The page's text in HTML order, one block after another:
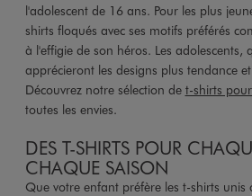
l'adolescent de 16 ans. Pour les plus
shirts floqués avec ses motifs préférés
à l'effigie de son héros. Les adolescents,
apprécieront les designs plus tendance
Découvrez notre sélection de t-shirts
toutes les envies.
DES T-SHIRTS POUR
CHAQUE SAISON
Que votre enfant préfère les t-shirts unis